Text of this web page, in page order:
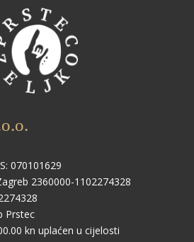
070101629
2360000-1102274328
Prstec
kn uplaćen u cijelosti